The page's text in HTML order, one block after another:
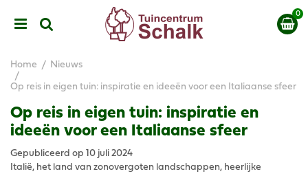
Home Nieuws
Op reis in eigen tuin: inspiratie en ideeën voor een Italiaanse sfeer
Op reis in eigen tuin: inspiratie en
ideeën voor een Italiaanse sfeer
Gepubliceerd op 10 juli 2024
Italië, het land van zonovergoten landschappen, heerlijke